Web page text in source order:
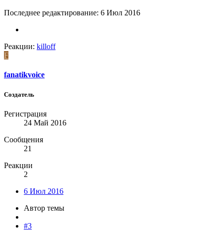
Последнее редактирование: 6 Июл 2016
Реакции: killoff
F
fanatikvoice
Создатель
Регистрация
24 Май 2016
Сообщения
21
Реакции
2
6 Июл 2016
Автор темы
#3